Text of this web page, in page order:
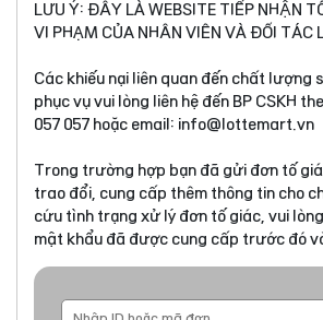
LƯU Ý: ĐÂY LÀ WEBSITE TIẾP NHẬN
VI PHẠM CỦA NHÂN VIÊN VÀ ĐỐI TÁC
Các khiếu nại liên quan đến chất lượng
phục vụ vui lòng liên hệ đến BP CSKH
057 057 hoặc email: info@lottemart.vn
Trong trường hợp bạn đã gửi đơn tố
trao đổi, cung cấp thêm thông tin cho
cứu tình trạng xử lý đơn tố giác, vui
mật khẩu đã được cung cấp trước đó